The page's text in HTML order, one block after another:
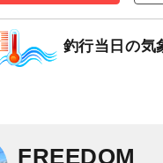
10,000
1,500ポイ
釣行当日の気
FREEDOM